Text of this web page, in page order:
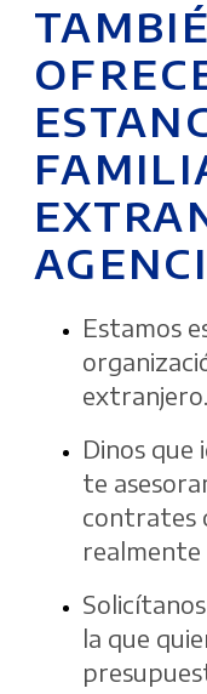
Estamos
extranjero.
Dinos que
te
contrates
realmente
la que